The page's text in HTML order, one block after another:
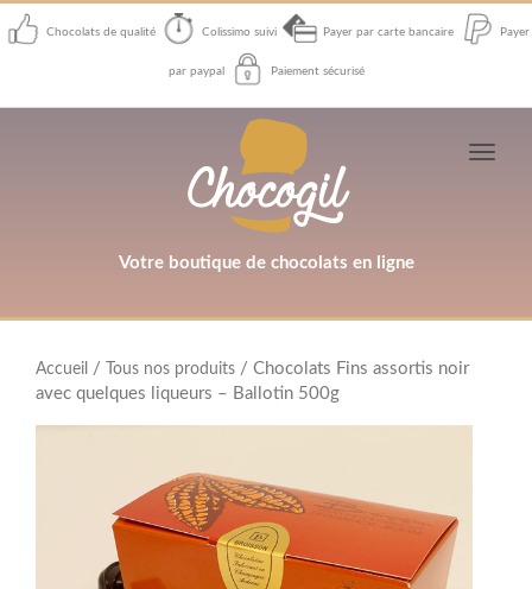
Chocolats de qualité Colissimo suivi Payer par carte bancaire Payer
par paypal Paiement sécurisé
Votre boutique de chocolats en ligne
Toggle
Accueil / Tous nos produits / Chocolats Fins assortis noir
avec quelques liqueurs – Ballotin 500g